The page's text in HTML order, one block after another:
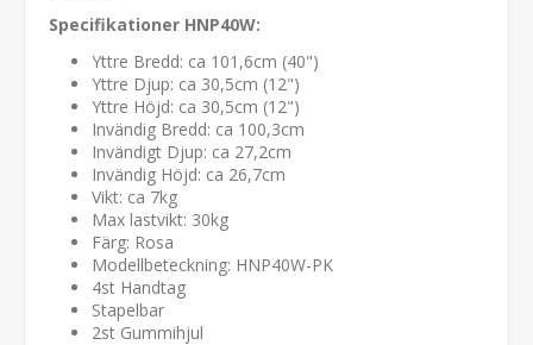
Specifikationer HNP40W:
Yttre Bredd: ca 101,6cm (40")
Yttre Djup: ca 30,5cm (12")
Yttre Höjd: ca 30,5cm (12")
Invändig Bredd: ca 100,3cm
Invändigt Djup: ca 27,2cm
Invändig Höjd: ca 26,7cm
Vikt: ca 7kg
Max lastvikt: 30kg
Färg: Rosa
Modellbeteckning: HNP40W-PK
4st Handtag
Stapelbar
2st Gummihjul